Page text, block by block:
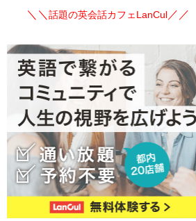
＼＼話題の英会話カフェLanCul／／